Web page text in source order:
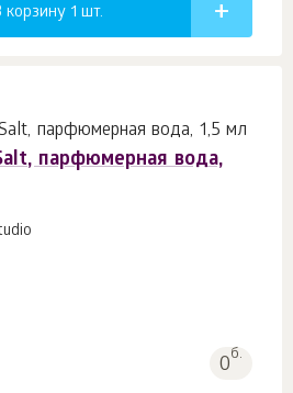
корзину 1 шт.
парфюмерная вода,
0б.